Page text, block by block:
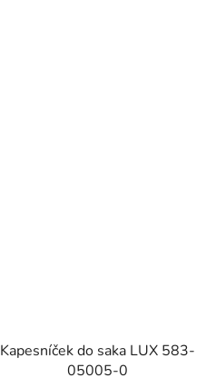
Kapesníček do saka LUX 583-
05005-0